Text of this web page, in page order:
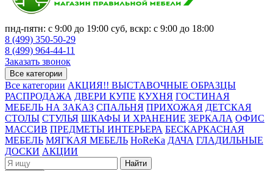
пнд-пятн: с 9:00 до 19:00 суб, вскр: с 9:00 до 18:00
8 (499) 350-50-29
8 (499) 964-44-11
Заказать звонок
Все категории
Все категории АКЦИЯ!! ВЫСТАВОЧНЫЕ ОБРАЗЦЫ
РАСПРОДАЖА ДВЕРИ КУПЕ КУХНЯ ГОСТИНАЯ
МЕБЕЛЬ НА ЗАКАЗ СПАЛЬНЯ ПРИХОЖАЯ ДЕТСКАЯ
СТОЛЫ СТУЛЬЯ ШКАФЫ И ХРАНЕНИЕ ЗЕРКАЛА ОФИС
МАССИВ ПРЕДМЕТЫ ИНТЕРЬЕРА БЕСКАРКАСНАЯ
МЕБЕЛЬ МЯГКАЯ МЕБЕЛЬ HoReKa ДАЧА ГЛАДИЛЬНЫЕ
ДОСКИ АКЦИИ
Найти